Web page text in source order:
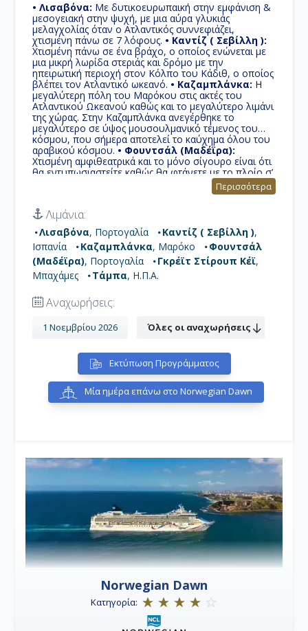
• Λισαβόνα: Με δυτικοευρωπαική στην εμφάνιση &
μεσογειακή στην ψυχή, με μια αύρα γλυκιάς
μελαγχολίας όταν ο Ατλαντικός συννεφιάζει,
χτισμένη πάνω σε 7 λόφους. • Καντίζ ( Σεβίλλη ):
Χτισμένη πάνω σε ένα βράχο, ο οποίος ενώνεται με
μια μικρή λωρίδα στεριάς και δρόμο με την
ηπειρωτική περιοχή στον Κόλπο του Κάδιθ, ο οποίος
βλέπει τον Ατλαντικό ωκεανό. • Καζαμπλάνκα: Η
μεγαλύτερη πόλη του Μαρόκου στις ακτές του
Ατλαντικού Ωκεανού καθώς και το μεγαλύτερο λιμάνι
της χώρας. Στην Καζαμπλάνκα ανεγέρθηκε το
μεγαλύτερο σε ύψος μουσουλμανικό τέμενος του
κόσμου, που σήμερα αποτελεί το καύχημα όλου του
αραβικού κόσμου.• Φουντσάλ (Μαδέϊρα):
Χτισμένη αμφιθεατρικά και το μόνο σίγουρο είναι ότι
θα εντυπωσιαστείτε καθώς θα φτάνετε με το πλοίο σ’
αυτό το υπέροχο λιμάνι...Εδώ θα απολαύσετε
περιπάτους στους κήπους Do Palheiro σε βρετανικό
αποικιακό στυλ.
Norwegian Cruise Line αγόρασε το νησί από τη
Belcher Oil Company το 1977 και αυτό αναπτύχθηκε
σ' ένα ιδιωτικό νησί για τους επιβάτες των
κρουαζιερόπλοιων τους.• Τάμπα:Είναι στην
πολιτεία Φλόριντα των και έδρα της κομητείας
Χίλσμπορο. Στην περιοχή κάποτε κατοικούνταν
αυτόχθονες πληθυσμοί, κυρίως Tocobaga και Pohoy,
που ζούσαν κατά μήκος των ακτών του Κόλπου της
Τάμπας. Kατατάσσεται ως η πέμπτη πιο δημοφιλής
θέλουν να ζήσουν.
Περισσότερα
Λιμάνια:
Λισαβόνα, Πορτογαλία Καντίζ ( Σεβίλλη ),
Ισπανία
Καζαμπλάνκα, Μαρόκο
Φουντσάλ
(Μαδέϊρα), Πορτογαλία Γκρέϊτ Στίρουπ Κέϊ,
Μπαχάμες
Τάμπα, Η.Π.Α.
Αναχωρήσεις:
1 Νοεμβρίου 2026 Όλες οι αναχωρήσεις
Εκτύπωση Προγράμματος
Μία ημέρα επάνω στο Norwegian Dawn
Norwegian Dawn
Κατηγορία: